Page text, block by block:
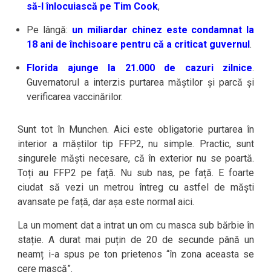
să-l înlocuiască pe Tim Cook,
Pe lângă: un miliardar chinez este condamnat la
18 ani de închisoare pentru că a criticat guvernul.
Florida ajunge la 21.000 de cazuri zilnice.
Guvernatorul a interzis purtarea măștilor și parcă și
verificarea vaccinărilor.
Sunt tot în Munchen. Aici este obligatorie purtarea în
interior a măștilor tip FFP2, nu simple. Practic, sunt
singurele măști necesare, că în exterior nu se poartă.
Toți au FFP2 pe față. Nu sub nas, pe față. E foarte
ciudat să vezi un metrou întreg cu astfel de măști
avansate pe față, dar așa este normal aici.
La un moment dat a intrat un om cu masca sub bărbie în
stație. A durat mai puțin de 20 de secunde până un
neamț i-a spus pe ton prietenos “în zona aceasta se
cere mască”.